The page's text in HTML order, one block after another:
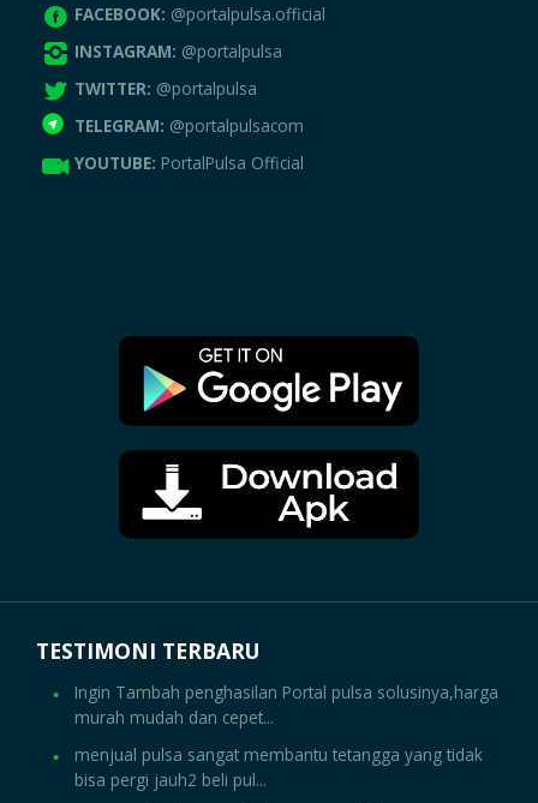
FACEBOOK: @portalpulsa.official
INSTAGRAM: @portalpulsa
TWITTER: @portalpulsa
TELEGRAM: @portalpulsacom
YOUTUBE: PortalPulsa Official
TESTIMONI TERBARU
Ingin Tambah penghasilan Portal pulsa solusinya,harga
murah mudah dan cepet...
menjual pulsa sangat membantu tetangga yang tidak
bisa pergi jauh2 beli pul...